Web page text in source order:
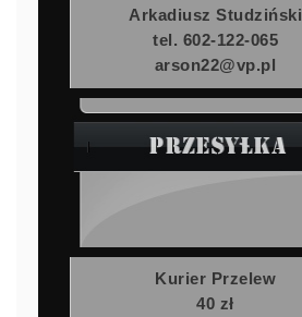
Arkadiusz Studziński
tel. 602-122-065
arson22@vp.pl
Kurier Przelew
40 zł